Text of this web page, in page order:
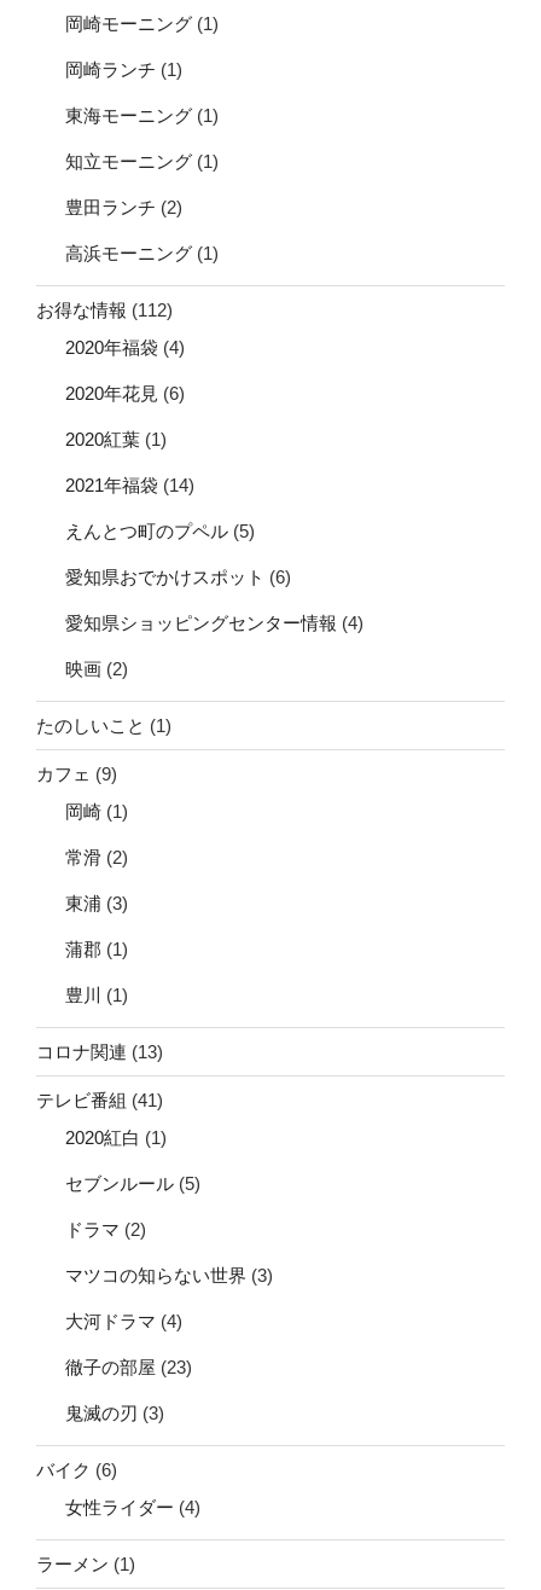
岡崎モーニング (1)
岡崎ランチ (1)
東海モーニング (1)
知立モーニング (1)
豊田ランチ (2)
高浜モーニング (1)
お得な情報 (112)
2020年福袋 (4)
2020年花見 (6)
2020紅葉 (1)
2021年福袋 (14)
えんとつ町のプペル (5)
愛知県おでかけスポット (6)
愛知県ショッピングセンター情報 (4)
映画 (2)
たのしいこと (1)
カフェ (9)
岡崎 (1)
常滑 (2)
東浦 (3)
蒲郡 (1)
豊川 (1)
コロナ関連 (13)
テレビ番組 (41)
2020紅白 (1)
セブンルール (5)
ドラマ (2)
マツコの知らない世界 (3)
大河ドラマ (4)
徹子の部屋 (23)
鬼滅の刃 (3)
バイク (6)
女性ライダー (4)
ラーメン (1)